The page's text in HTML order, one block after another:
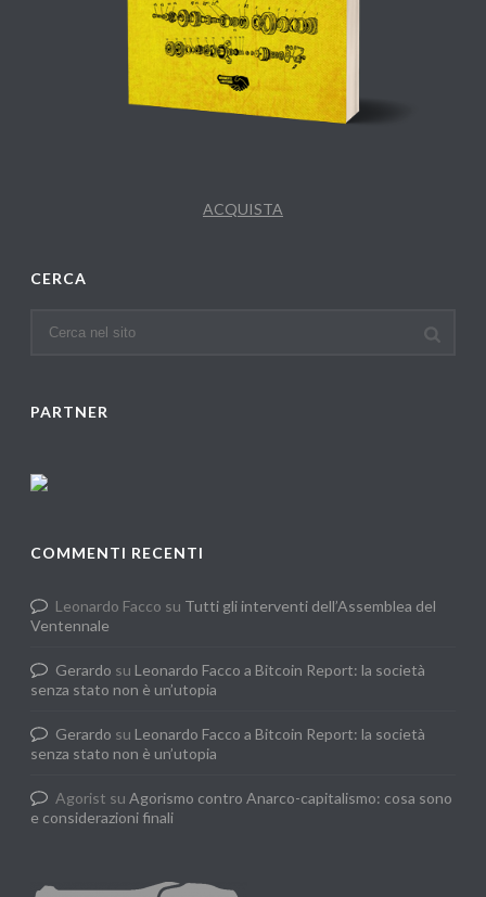
ACQUISTA
CERCA
PARTNER
COMMENTI RECENTI
Leonardo Facco su Tutti gli interventi dell’Assemblea del
Ventennale
Gerardo su Leonardo Facco a Bitcoin Report: la società
senza stato non è un’utopia
Gerardo su Leonardo Facco a Bitcoin Report: la società
senza stato non è un’utopia
Agorist suAgorismo contro Anarco-capitalismo: cosa sono
e considerazioni finali